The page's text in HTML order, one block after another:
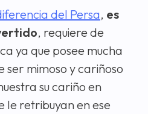
del Persa, es
, requiere de
ya que posee mucha
mimoso y cariñoso
su cariño en
le retribuyan en ese